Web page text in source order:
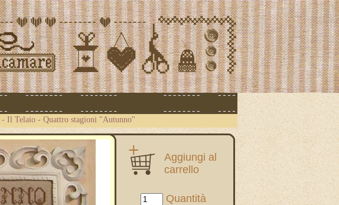
- Il Telaio - Quattro stagioni "Autunno"
Aggiungi al
carrello
Quantità